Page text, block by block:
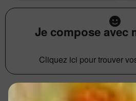
Je compose avec
Cliquez ici pour trouver